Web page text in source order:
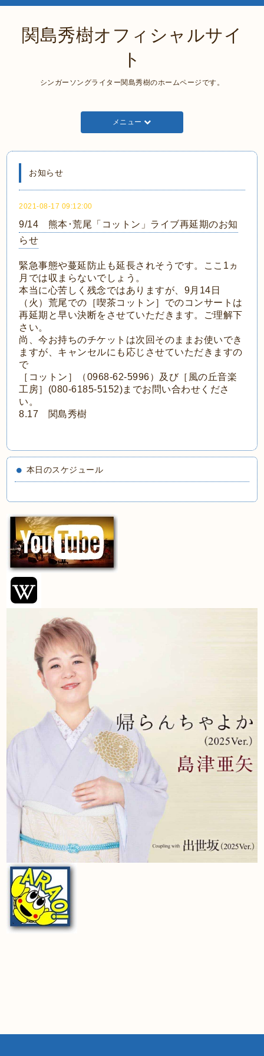
関島秀樹オフィシャルサイ
ト
シンガーソングライター関島秀樹のホームページです。
メニュー
お知らせ
2021-08-17 09:12:00
9/14 熊本･荒尾「コットン」ライブ再延期のお知
らせ
緊急事態や蔓延防止も延長されそうです。ここ1ヵ
月では収まらないでしょう。
本当に心苦しく残念ではありますが、9月14日
（火）荒尾での［喫茶コットン］でのコンサートは
再延期と早い決断をさせていただきます。ご理解下
さい。
尚、今お持ちのチケットは次回そのままお使いでき
ますが、キャンセルにも応じさせていただきますの
で
［コットン］（0968-62-5996）及び［風の丘音楽
工房］(080-6185-5152)までお問い合わせくださ
い。
8.17 関島秀樹
本日のスケジュール